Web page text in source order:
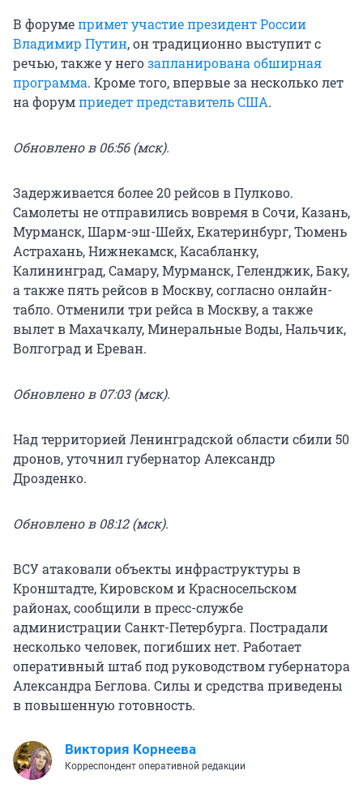
В форумепримет участие президент России
Владимир Путин, он традиционно выступит с
речью, также у негозапланирована обширная
программа. Кроме того, впервые за несколько лет
на форумприедет представитель США.
Обновлено в 06:56 (мск).
Задерживается более 20 рейсов в Пулково.
Самолеты не отправились вовремя в Сочи, Казань,
Мурманск, Шарм-эш-Шейх, Екатеринбург, Тюмень
Астрахань, Нижнекамск, Касабланку,
Калининград, Самару, Мурманск, Геленджик, Баку,
а также пять рейсов в Москву, согласно онлайн-
табло. Отменили три рейса в Москву, а также
вылет в Махачкалу, Минеральные Воды, Нальчик,
Волгоград и Ереван.
Обновлено в 07:03 (мск).
Над территорией Ленинградской области сбили 50
дронов, уточнил губернатор Александр
Дрозденко.
Обновлено в 08:12 (мск).
ВСУ атаковали объекты инфраструктуры в
Кронштадте, Кировском и Красносельском
районах, сообщили в пресс-службе
администрации Санкт-Петербурга. Пострадали
несколько человек, погибших нет. Работает
оперативный штаб под руководством губернатора
Александра Беглова. Силы и средства приведены
в повышенную готовность.
Виктория Корнеева
Корреспондент оперативной редакции